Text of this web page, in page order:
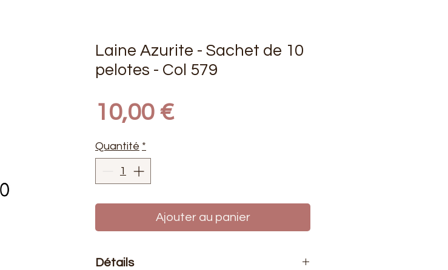
Laine Azurite - Sachet de 10
pelotes - Col 579
10,00 €Prix
Quantité *
Ajouter au panier
Détails